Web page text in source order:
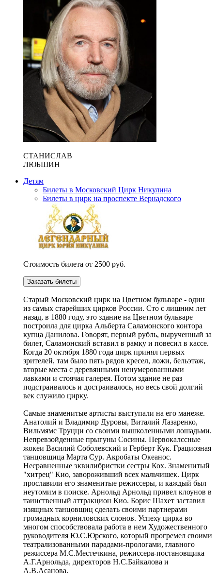
СТАНИСЛАВ
ЛЮБШИН
Детям
Билеты в Московский Цирк Никулина
Билеты в цирк на проспекте Вернадского
Стоимость билета от 2500 руб.
Заказать билеты
Cтарый Московский цирк на Цветном бульваре - один
из самых старейших цирков России. Сто с лишним лет
назад, в 1880 году, это здание на Цветном бульваре
построила для цирка Альберта Саламонского контора
купца Данилова. Говорят, первый рубль, вырученный за
билет, Саламонский вставил в рамку и повесил в кассе.
Когда 20 октября 1880 года цирк принял первых
зрителей, там было пять рядов кресел, ложи, бельэтаж,
вторые места с деревянными ненумерованными
лавками и стоячая галерея. Потом здание не раз
подстраивалось и достраивалось, но весь свой долгий
век служило цирку.
Самые знаменитые артисты выступали на его манеже.
Анатолий и Владимир Дуровы, Виталий Лазаренко,
Вильмямс Труцци со своими вышколенными лошадьми.
Непревзойденные прыгуны Сосины. Первокалссные
жокеи Василий Соболевский и Герберт Кук. Грациозная
танцовщица Марта Сур. Акробаты Океанос.
Несравненные эквилибристки сестры Кох. Знаменитый
"хитрец" Кио, завороживший всех мальчишек. Цирк
прославили его знаменитые режиссеры, и каждый был
неутомим в поиске. Арнольд Арнольд привел клоунов в
таинственный аттракцион Кио. Борис Шахет заставил
изящных танцовщиц сделать своими партнерами
громадных корниловских слонов. Успеху цирка во
многом способствовала работа в нем Художественного
руководителя Ю.С.Юрского, который прогремел своими
театрализованными парадами-прологами, главного
режиссера М.С.Местечкина, режиссера-постановщика
А.Г.Арнольда, директоров Н.С.Байкалова и
А.В.Асанова.